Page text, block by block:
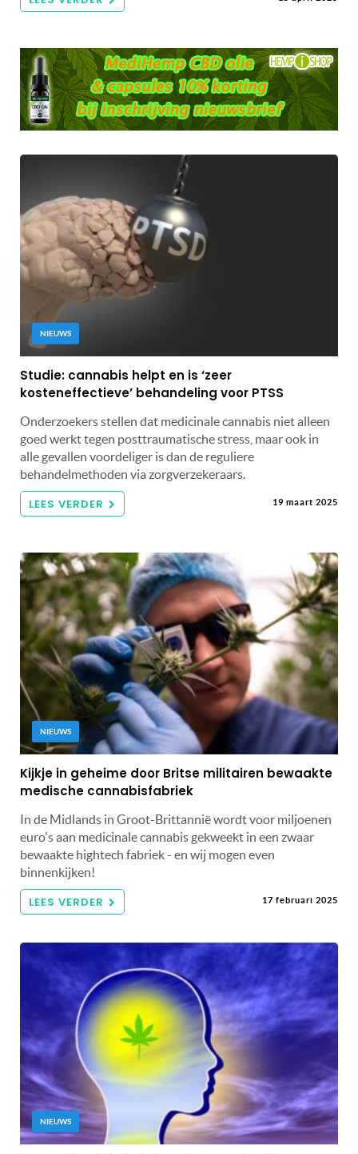
NIEUWS
Studie: cannabis helpt en is ‘zeer
kosteneffectieve’ behandeling voor PTSS
Onderzoekers stellen dat medicinale cannabis niet alleen
goed werkt tegen posttraumatische stress, maar ook in
alle gevallen voordeliger is dan de reguliere
behandelmethoden via zorgverzekeraars.
LEES VERDER 19 maart 2025
NIEUWS
Kijkje in geheime door Britse militairen bewaakte
medische cannabisfabriek
In de Midlands in Groot-Brittannië wordt voor miljoenen
euro's aan medicinale cannabis gekweekt in een zwaar
bewaakte hightech fabriek - en wij mogen even
binnenkijken!
LEES VERDER 17 februari 2025
NIEUWS